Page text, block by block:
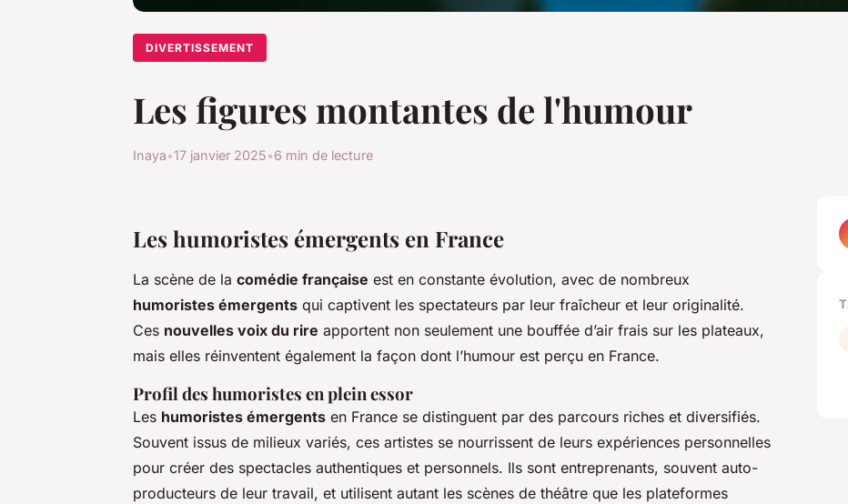
DIVERTISSEMENT
Les figures montantes de l'humour
Inaya•17 janvier 2025•6 min de lecture
Les humoristes émergents en France
La scène de la comédie française est en constante évolution, avec de nombreux
humoristes émergents qui captivent les spectateurs par leur fraîcheur et leur originalité.
Ces nouvelles voix du rire apportent non seulement une bouffée d’air frais sur les plateaux,
mais elles réinventent également la façon dont l’humour est perçu en France.
Profil des humoristes en plein essor
Les humoristes émergents en France se distinguent par des parcours riches et diversifiés.
Souvent issus de milieux variés, ces artistes se nourrissent de leurs expériences personnelles
pour créer des spectacles authentiques et personnels. Ils sont entreprenants, souvent auto-
producteurs de leur travail, et utilisent autant les scènes de théâtre que les plateformes